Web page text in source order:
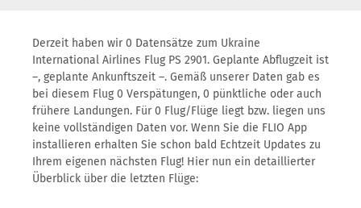
Derzeit haben wir 0 Datensätze zum Ukraine
International Airlines Flug PS 2901. Geplante Abflugzeit ist
–, geplante Ankunftszeit –. Gemäß unserer Daten gab es
bei diesem Flug 0 Verspätungen, 0 pünktliche oder auch
frühere Landungen. Für 0 Flug/Flüge liegt bzw. liegen uns
keine vollständigen Daten vor. Wenn Sie die FLIO App
installieren erhalten Sie schon bald Echtzeit Updates zu
Ihrem eigenen nächsten Flug! Hier nun ein detaillierter
Überblick über die letzten Flüge: